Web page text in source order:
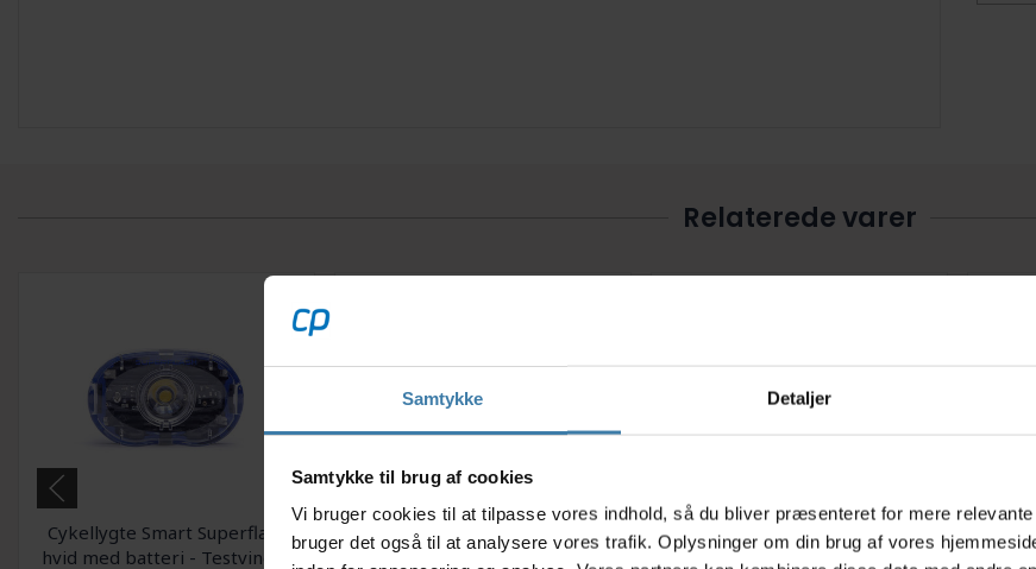
Samtykke Detaljer
Samtykke til brug af cookies
Vi bruger cookies til at tilpasse vores indhold, så du bliver præsenteret for mere
bruger det også til at analysere vores trafik. Oplysninger om din brug af vores
Relaterede varer
Cykellygte Smart Superflash
hvid med batteri - Testvinder
Cykellygte Smart Superflash
rød med batteri - Testvinder
Kæderens Morgan Blue 1000
ml. pumpeflaske
lube